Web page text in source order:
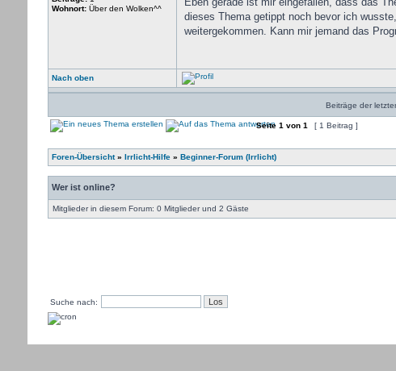
Wohnort:Über den Wolken^^
dieses Thema getippt noch bevor ich
weitergekommen. Kann mir jemand das
Nach oben
Beiträge der
Seite 1 von 1 [ 1 Beitrag ]
Foren-Übersicht» Irrlicht-Hilfe» Beginner-Forum (Irrlicht)
Wer ist online?
Mitglieder in diesem Forum: 0 Mitglieder und 2 Gäste
Suche nach: